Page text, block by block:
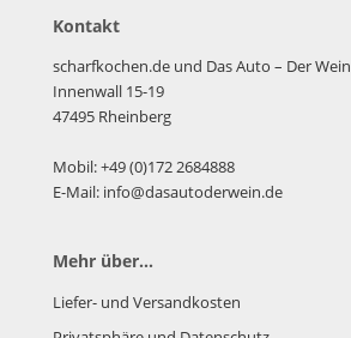
Kontakt
scharfkochen.de und Das Auto – Der Wein
Innenwall 15-19
47495 Rheinberg
Mobil: +49 (0)172 2684888
E-Mail: info@dasautoderwein.de
Mehr über...
Liefer- und Versandkosten